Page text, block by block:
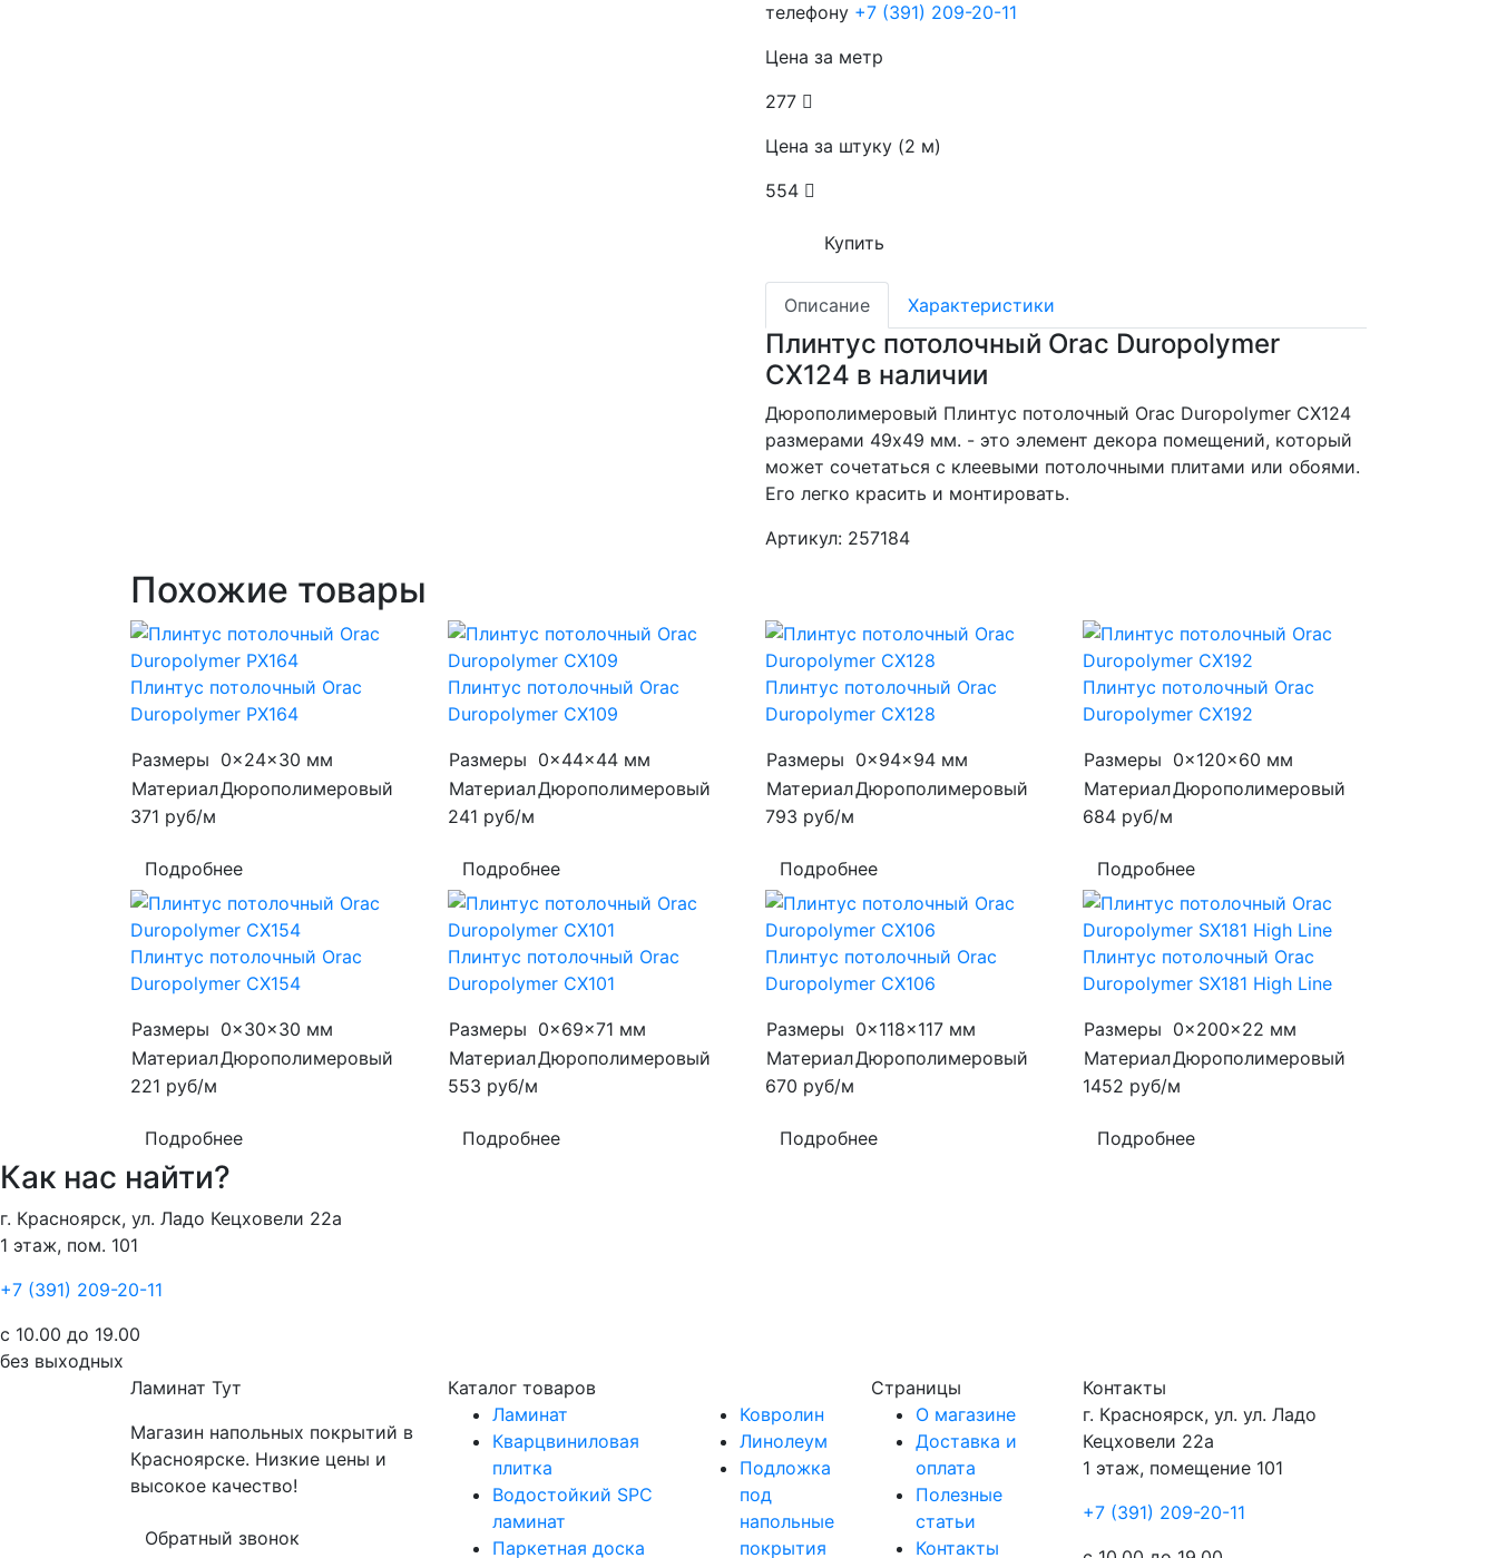
телефону +7 (391) 209-20-11
Цена за метр
277
Цена за штуку (2 м)
554
Купить
Описание Характеристики
Плинтус потолочный Orac Duropolymer
CX124 в наличии
Дюрополимеровый Плинтус потолочный Orac Duropolymer CX124
размерами 49x49 мм. - это элемент декора помещений, который
может сочетаться с клеевыми потолочными плитами или обоями.
Его легко красить и монтировать.
Артикул: 257184
Похожие товары
Плинтус потолочный Orac
Duropolymer PX164
Размеры 0x24x30 мм
МатериалДюрополимеровый
371 руб/м
Подробнее
Плинтус потолочный Orac
Duropolymer CX109
Размеры 0x44x44 мм
МатериалДюрополимеровый
241 руб/м
Подробнее
Плинтус потолочный Orac
Duropolymer CX128
Размеры 0x94x94 мм
МатериалДюрополимеровый
793 руб/м
Подробнее
Плинтус потолочный Orac
Duropolymer CX192
Размеры 0x120x60 мм
МатериалДюрополимеровый
684 руб/м
Подробнее
Плинтус потолочный Orac
Duropolymer CX154
Размеры 0x30x30 мм
МатериалДюрополимеровый
221 руб/м
Подробнее
Плинтус потолочный Orac
Duropolymer CX101
Размеры 0x69x71 мм
МатериалДюрополимеровый
553 руб/м
Подробнее
Плинтус потолочный Orac
Duropolymer CX106
Размеры 0x118x117 мм
МатериалДюрополимеровый
670 руб/м
Подробнее
Плинтус потолочный Orac
Duropolymer SX181 High Line
Размеры 0x200x22 мм
МатериалДюрополимеровый
1452 руб/м
Подробнее
Как нас найти?
г. Красноярск, ул. Ладо Кецховели 22а
1 этаж, пом. 101
+7 (391) 209-20-11
с 10.00 до 19.00
без выходных
Ламинат Тут
Магазин напольных покрытий в
Красноярске. Низкие цены и
высокое качество!
Обратный звонок
Каталог товаров
Ламинат
Кварцвиниловая
плитка
Водостойкий SPC
ламинат
Паркетная доска
Ковролин
Линолеум
Подложка
под
напольные
покрытия
Страницы
О магазине
Доставка и
оплата
Полезные
статьи
Контакты
Контакты
г. Красноярск, ул. ул. Ладо
Кецховели 22а
1 этаж, помещение 101
+7 (391) 209-20-11